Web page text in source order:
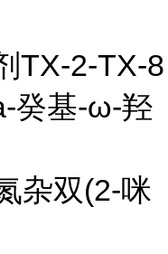
TX-2-TX-8
癸基-ω-羟
杂双(2-咪